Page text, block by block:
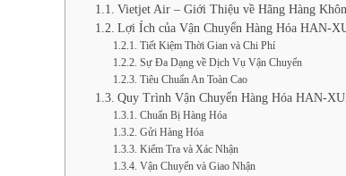
Vietjet Air – Giới Thiệu về Hãng Hàng
Lợi Ích của Vận Chuyển Hàng Hóa HAN-
Tiết Kiệm Thời Gian và Chi Phí
Sự Đa Dạng về Dịch Vụ Vận Chuyển
Tiêu Chuẩn An Toàn Cao
Quy Trình Vận Chuyển Hàng Hóa HAN-
Chuẩn Bị Hàng Hóa
Gửi Hàng Hóa
Kiểm Tra và Xác Nhận
Vận Chuyển và Giao Nhận